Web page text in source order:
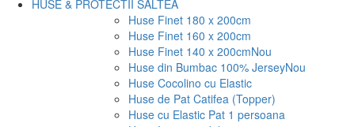
HUSE & PROTECTII SALTEA
Huse Finet 180 x 200cm
Huse Finet 160 x 200cm
Huse Finet 140 x 200cmNou
Huse din Bumbac 100% JerseyNou
Huse Cocolino cu Elastic
Huse de Pat Catifea (Topper)
Huse cu Elastic Pat 1 persoana